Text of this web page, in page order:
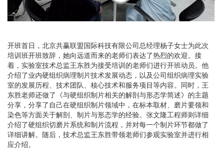
开班首日，北京共赢联盟国际科技有限公司总经理杨子女士为此次
培训班开班致辞，她向远道而来的老师们表达了热烈的欢迎。接
着，实验室技术总监王东胜为接受培训的老师们进行开班动员。他
介绍了业内硬组织病理制片技术发展动态，以及公司组织病理实验
室的发展历程、技术团队、核心技术和服务项目等内容。同时，王
东胜老师还做了《与硬组织制片相关的解剖与形态学简述》的主题
分享，分享了自己在硬组织制片领域中，在标本取材、磨片要领和
染色等方面关于解剖、制片与形态学的经验。张文隆工程师则详细
介绍了硬组织切磨片系统和制片流程，并对每一个制片环节都做了
详细讲解。随后，技术总监王东胜带领老师们参观实验室并进行相
应介绍。